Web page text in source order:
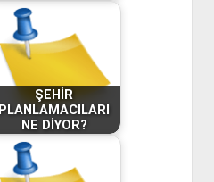
ŞEHİR
PLANLAMACILARI
NE DİYOR?